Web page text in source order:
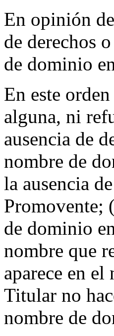
En opinión
de derechos
de dominio
En este
alguna, ni
ausencia de
nombre de
la ausencia
Promovente;
de dominio
nombre que
aparece en
Titular no
nombre de